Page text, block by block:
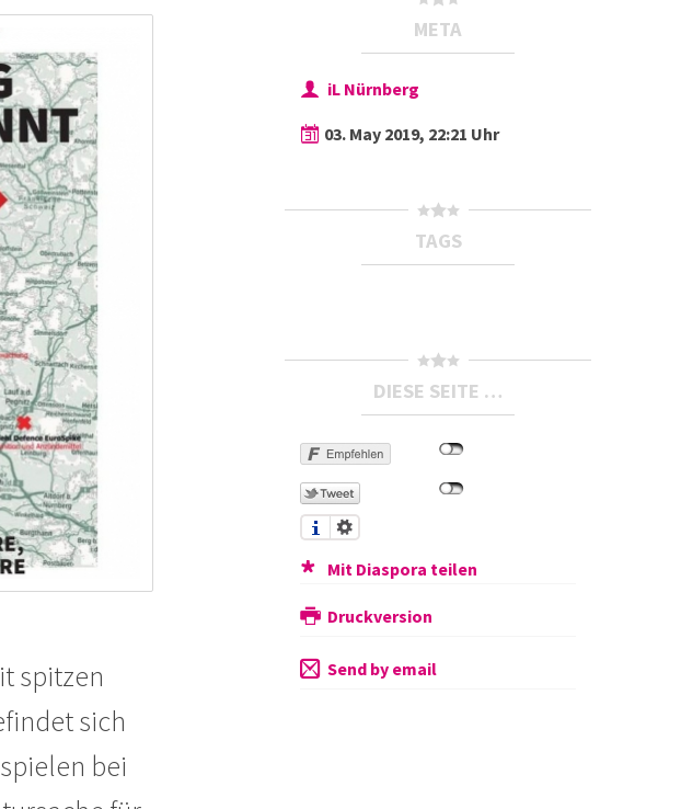
spitzen
sich
bei
META
iL Nürnberg
03. May 2019, 22:21 Uhr
TAGS
DIESE SEITE …
Mit Diaspora teilen
Druckversion
Send by email